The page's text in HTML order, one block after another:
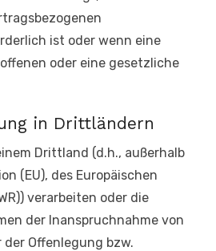
ist oder wenn eine
oder eine gesetzliche
in Drittländern
Drittland (d.h., außerhalb
(EU), des Europäischen
verarbeiten oder die
der Inanspruchnahme von
Offenlegung bzw.